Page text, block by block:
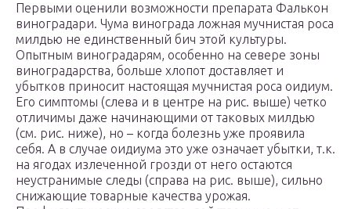
Первыми оценили возможности препарата Фалькон
виноградари. Чума винограда ложная мучнистая роса
милдью не единственный бич этой культуры.
Опытным виноградарям, особенно на севере зоны
виноградарства, больше хлопот доставляет и
убытков приносит настоящая мучнистая роса оидиум.
Его симптомы (слева и в центре на рис. выше) четко
отличимы даже начинающими от таковых милдью
(см. рис. ниже), но – когда болезнь уже проявила
себя. А в случае оидиума это уже означает убытки, т.к.
на ягодах излеченной грозди от него остаются
неустранимые следы (справа на рис. выше), сильно
снижающие товарные качества урожая.